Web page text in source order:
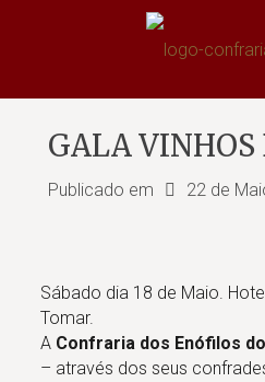
GALA VINHOS
Publicado em 22 de
Sábado dia 18 de Maio.
Tomar.
A Confraria dos Enófilos
– através dos seus